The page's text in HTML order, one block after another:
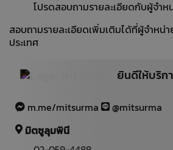
โปรดสอบถามรายละเอียดกับผู้จำ
สอบถามรายละเอียดเพิ่มเติมได้ที่ผู้จำห
ประเทศ
ยินดีให้บริก
m.me/mitsurma
@mitsurma
มิตซูลุมพินี